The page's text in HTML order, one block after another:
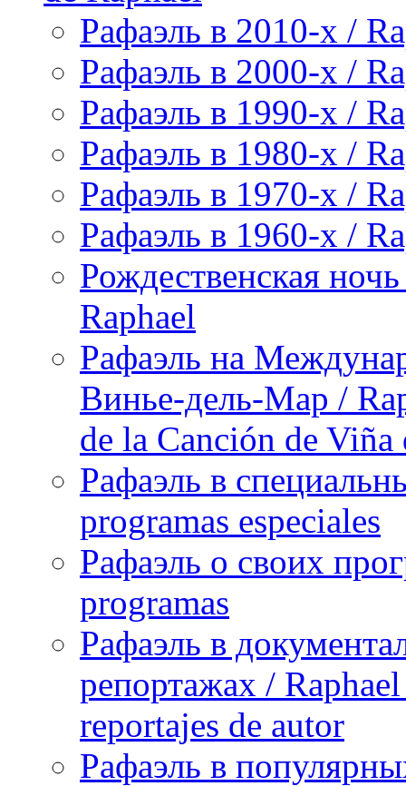
Рафаэль в 2010-х /
Рафаэль в 2000-х /
Рафаэль в 1990-х /
Рафаэль в 1980-х /
Рафаэль в 1970-х /
Рафаэль в 1960-х /
Рождественская
Raphael
Рафаэль на
Винье-дель-Мар /
de la Canción de
Рафаэль в
programas especiales
Рафаэль о своих
programas
Рафаэль в
репортажах /
reportajes de autor
Рафаэль в